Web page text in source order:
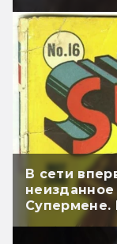
В сети
Супермене.